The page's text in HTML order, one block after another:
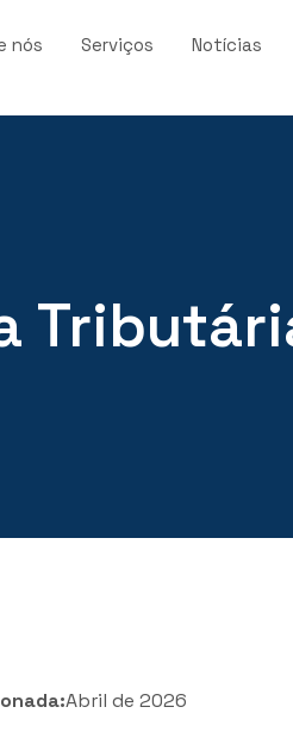
nós Serviços Notícias
Abril de 2026